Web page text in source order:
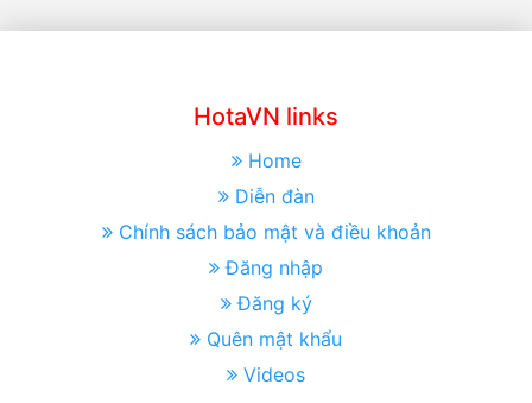
HotaVN links
Home
Diễn đàn
Chính sách bảo mật và điều khoản
Đăng nhập
Đăng ký
Quên mật khẩu
Videos